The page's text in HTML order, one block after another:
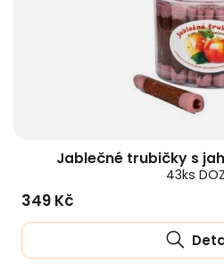
Jablečné trubičky s
43ks
349 Kč